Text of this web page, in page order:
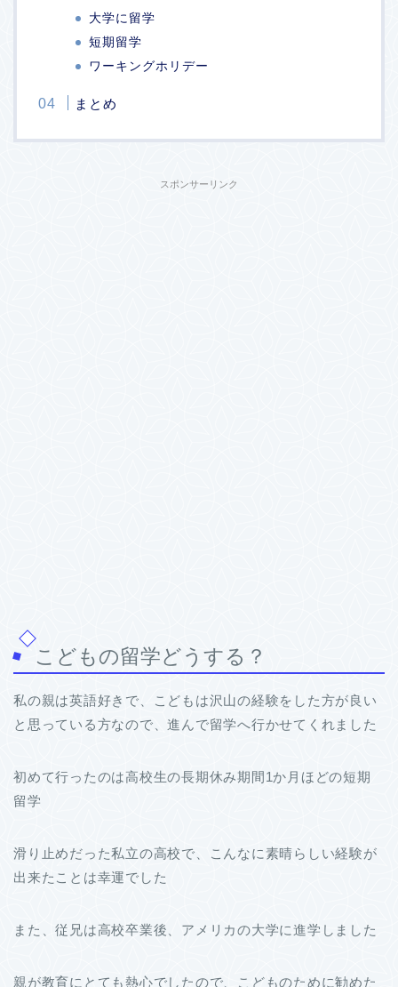
大学に留学
短期留学
ワーキングホリデー
まとめ
スポンサーリンク
こどもの留学どうする？
私の親は英語好きで、こどもは沢山の経験をした方が良い
と思っている方なので、進んで留学へ行かせてくれました
初めて行ったのは高校生の長期休み期間1か月ほどの短期
留学
滑り止めだった私立の高校で、こんなに素晴らしい経験が
出来たことは幸運でした
また、従兄は高校卒業後、アメリカの大学に進学しました
親が教育にとても熱心でしたので、こどものために勧めた